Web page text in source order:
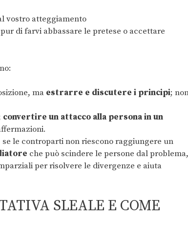
vostro atteggiamento
di farvi abbassare le pretese o accettare
ma estrarre e discutere i principi;
convertire un attacco alla persona in un
le controparti non riescono raggiungere un
che può scindere le persone dal problema,
per risolvere le divergenze e aiuta
SLEALE E COME